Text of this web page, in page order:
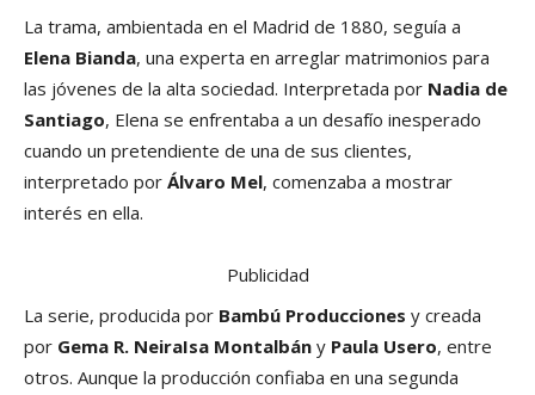
La trama, ambientada en el Madrid de 1880, seguía a
Elena Bianda, una experta en arreglar matrimonios para
las jóvenes de la alta sociedad. Interpretada por Nadia de
Santiago, Elena se enfrentaba a un desafío inesperado
cuando un pretendiente de una de sus clientes,
interpretado por Álvaro Mel, comenzaba a mostrar
interés en ella.
Publicidad
La serie, producida por Bambú Producciones y creada
por Gema R. NeiraIsa Montalbán y Paula Usero, entre
otros. Aunque la producción confiaba en una segunda